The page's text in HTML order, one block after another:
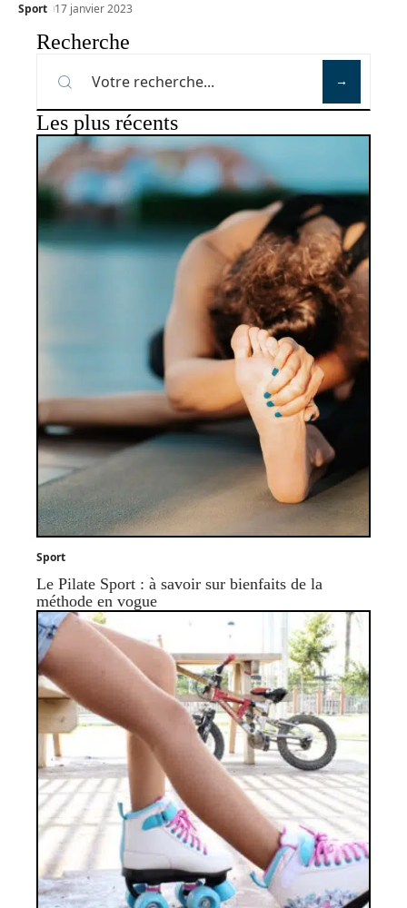
Sport 17 janvier 2023
Recherche
Les plus récents
Sport
Le Pilate Sport : à savoir sur bienfaits de la
méthode en vogue